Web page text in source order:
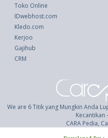
Toko Online
IDwebhost.com
Kledo.com
Kerjoo
Gajihub
CRM
We are 6 Titik yang Mungkin Anda
Kecantikan
CARA Pedia,